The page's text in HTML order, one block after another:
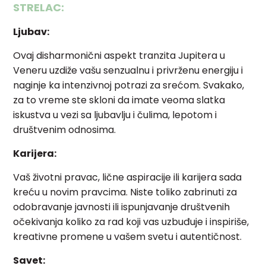
STRELAC:
Ljubav:
Ovaj disharmonični aspekt tranzita Jupitera u
Veneru uzdiže vašu senzualnu i privrženu energiju i
naginje ka intenzivnoj potrazi za srećom. Svakako,
za to vreme ste skloni da imate veoma slatka
iskustva u vezi sa ljubavlju i čulima, lepotom i
društvenim odnosima.
Karijera:
Vaš životni pravac, lične aspiracije ili karijera sada
kreću u novim pravcima. Niste toliko zabrinuti za
odobravanje javnosti ili ispunjavanje društvenih
očekivanja koliko za rad koji vas uzbuđuje i inspiriše,
kreativne promene u vašem svetu i autentičnost.
Savet: